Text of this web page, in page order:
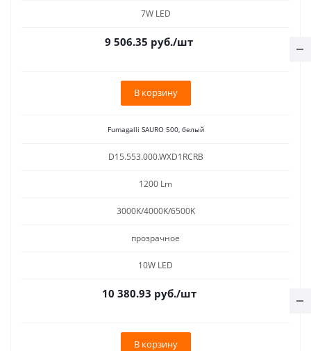
7W LED
9 506.35 руб./шт
В корзину
Fumagalli SAURO 500, белый
D15.553.000.WXD1RCRB
1200 Lm
3000K/4000K/6500K
прозрачное
10W LED
10 380.93 руб./шт
В корзину